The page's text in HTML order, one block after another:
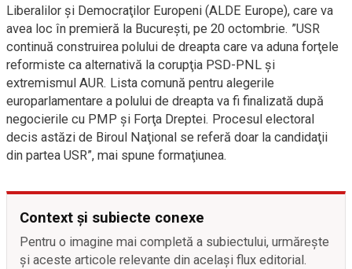
Liberalilor şi Democraţilor Europeni (ALDE Europe), care va
avea loc în premieră la Bucureşti, pe 20 octombrie. ”USR
continuă construirea polului de dreapta care va aduna forţele
reformiste ca alternativă la corupţia PSD-PNL şi
extremismul AUR. Lista comună pentru alegerile
europarlamentare a polului de dreapta va fi finalizată după
negocierile cu PMP şi Forţa Dreptei. Procesul electoral
decis astăzi de Biroul Naţional se referă doar la candidaţii
din partea USR”, mai spune formaţiunea.
Context și subiecte conexe
Pentru o imagine mai completă a subiectului, urmărește
și aceste articole relevante din același flux editorial.